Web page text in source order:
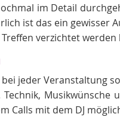
im Detail
ist das ein gewisser
verzichtet werden
jeder Veranstaltung
Calls mit dem DJ